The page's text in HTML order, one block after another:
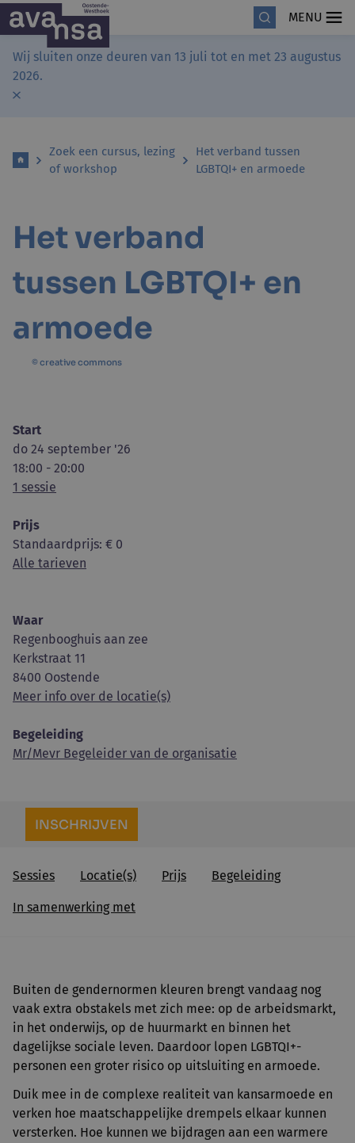
MENU
Wij sluiten onze deuren van 13 juli tot en met 23 augustus
2026.
Zoek een cursus, lezing
of workshop
Het verband tussen
LGBTQI+ en armoede
Het verband
tussen LGBTQI+ en
armoede
© creative commons
Start
do 24 september '26
18:00 - 20:00
1 sessie
Prijs
Standaardprijs: € 0
Alle tarieven
Waar
Regenbooghuis aan zee
Kerkstraat 11
8400 Oostende
Meer info over de locatie(s)
Begeleiding
Mr/Mevr Begeleider van de organisatie
INSCHRIJVEN
Sessies Locatie(s) Prijs Begeleiding
In samenwerking met
Buiten de gendernormen kleuren brengt vandaag nog
vaak extra obstakels met zich mee: op de arbeidsmarkt,
in het onderwijs, op de huurmarkt en binnen het
dagelijkse sociale leven. Daardoor lopen LGBTQI+-
personen een groter risico op uitsluiting en armoede.
Duik mee in de complexe realiteit van kansarmoede en
verken hoe maatschappelijke drempels elkaar kunnen
versterken. Hoe kunnen we bijdragen aan een warmere